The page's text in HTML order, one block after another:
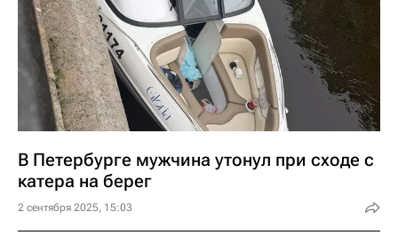
В Петербурге мужчина утонул при сходе с
катера на берег
2 сентября 2025, 15:03